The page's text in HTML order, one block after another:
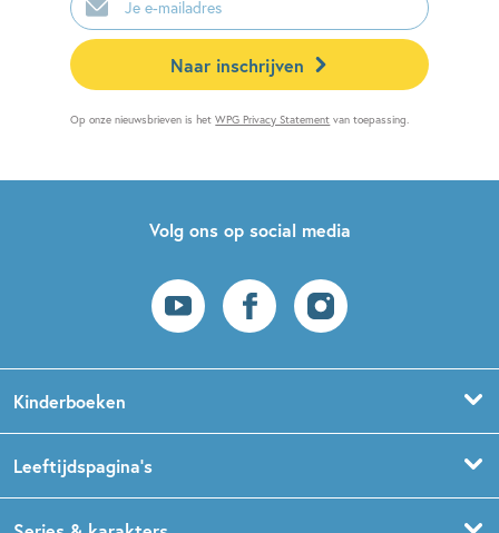
mailadres
Naar inschrijven
Op onze nieuwsbrieven is hetWPG Privacy Statement van toepassing.
Volg ons op social media
Kinderboeken
Prentenboeken
Leeftijdspagina’s